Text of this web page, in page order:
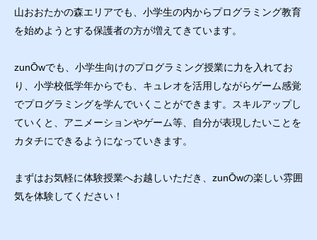
山おおたかの森エリアでも、小学生の内からプログラミング教育
を始めようとする保護者の方が増えてきています。
zunŌwでも、小学生向けのプログラミング授業に力を入れてお
り、小学校低学年からでも、キュレオを活用しながらゲーム感覚
でプログラミングを学んでいくことができます。スキルアップし
ていくと、アニメーションやゲーム等、自分が表現したいことを
カタチにできるようになっていきます。
まずはお気軽に体験授業へお越しいただき、zunŌwの楽しい雰囲
気を体験してください！